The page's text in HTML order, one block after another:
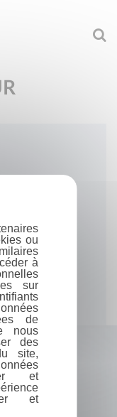
ou
à
sur
de
nous
des
site,
et
et